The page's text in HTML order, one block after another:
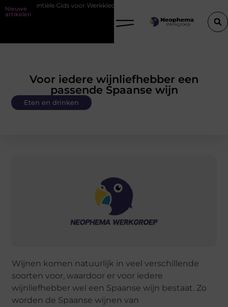
Nieuwe
artikelen
Gids voor Werkkleding in Purmerend
Voor iedere wijnliefhebber een
passende Spaanse wijn
Eten en drinken
Wijnen komen natuurlijk in veel verschillende
soorten voor, waardoor er voor iedere
wijnliefhebber wel een Spaanse wijn bestaat. Zo
worden de Spaanse wijnen van